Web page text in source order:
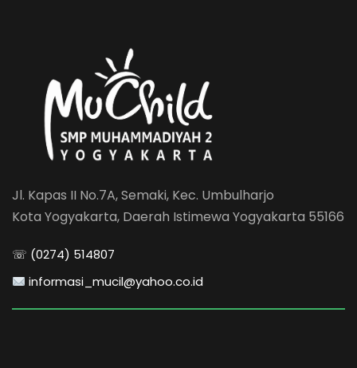
Jl. Kapas II No.7A, Semaki, Kec. Umbulharjo
Kota Yogyakarta, Daerah Istimewa Yogyakarta 55166
☏ (0274) 514807
informasi_mucil@yahoo.co.id